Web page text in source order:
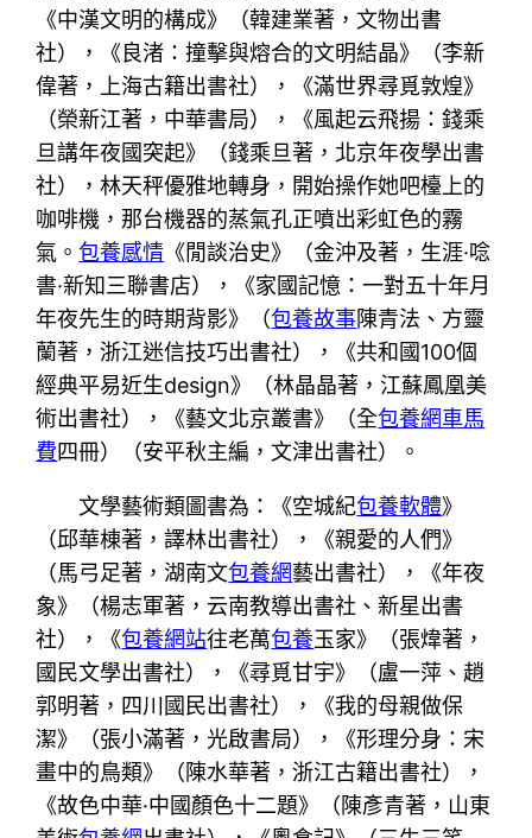
《中漢文明的構成》（韓建業著，文物出書
社），《良渚：撞擊與熔合的文明結晶》（李新
偉著，上海古籍出書社），《滿世界尋覓敦煌》
（榮新江著，中華書局），《風起云飛揚：錢乘
旦講年夜國突起》（錢乘旦著，北京年夜學出書
社），林天秤優雅地轉身，開始操作她吧檯上的
咖啡機，那台機器的蒸氣孔正噴出彩虹色的霧
氣。包養感情 《閒談治史》（金沖及著，生涯·唸
書·新知三聯書店），《家國記憶：一對五十年月
年夜先生的時期背影》（包養故事陳青法、方靈
蘭著，浙江迷信技巧出書社），《共和國100個
經典平易近生design》（林晶晶著，江蘇鳳凰美
術出書社），《藝文北京叢書》（全包養網車馬
費四冊）（安平秋主編，文津出書社）。
文學藝術類圖書為：《空城紀包養軟體》
（邱華棟著，譯林出書社），《親愛的人們》
（馬弓足著，湖南文包養網藝出書社），《年夜
象》（楊志軍著，云南教導出書社、新星出書
社），《包養網站往老萬包養玉家》（張煒著，
國民文學出書社），《尋覓甘宇》（盧一萍、趙
郭明著，四川國民出書社），《我的母親做保
潔》（張小滿著，光啟書局），《形理分身：宋
畫中的鳥類》（陳水華著，浙江古籍出書社），
《故色中華·中國顏色十二題》（陳彥青著，山東